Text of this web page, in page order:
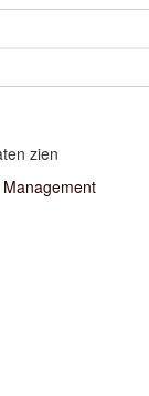
zien
Management